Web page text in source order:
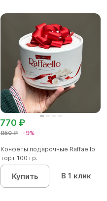
850 ₽ -9%
770 ₽
Конфеты подарочные Raffaello
торт 100 гр.
Купить В 1 клик